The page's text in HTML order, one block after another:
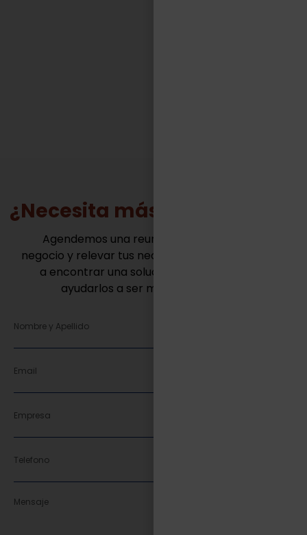
¿Necesita más información?
Agendemos una reunión para conocer tu
negocio y relevar tus necesidades. Juntos vamos
a encontrar una solución innovadora para
ayudarlos a ser mas competitivos.